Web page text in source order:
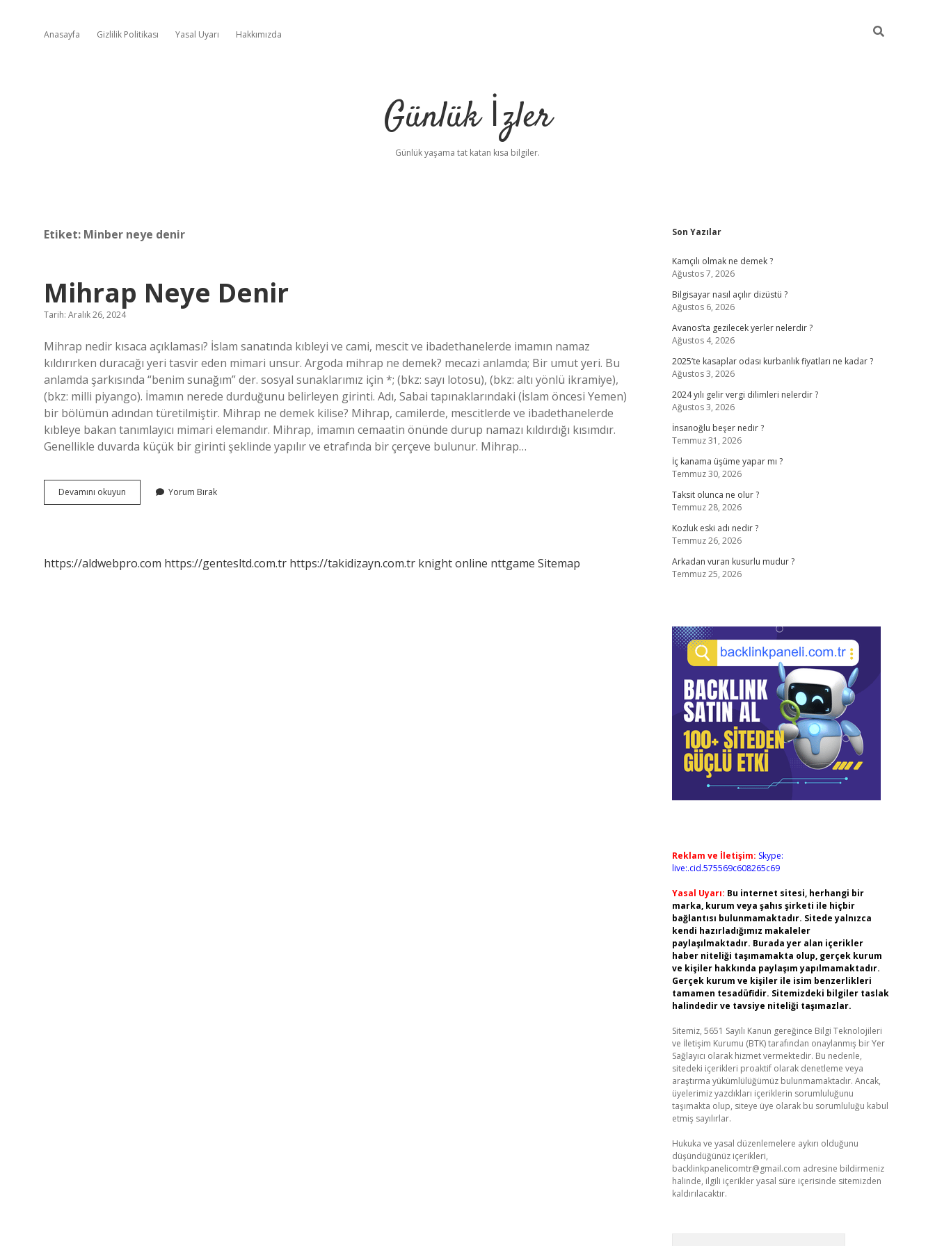
Anasayfa Gizlilik Politikası Yasal Uyarı Hakkımızda
Günlük İzler
Günlük yaşama tat katan kısa bilgiler.
Etiket: Minber neye denir
Mihrap Neye Denir
Tarih: Aralık 26, 2024
Mihrap nedir kısaca açıklaması? İslam sanatında kıbleyi ve cami, mescit ve ibadethanelerde imamın namaz
kıldırırken duracağı yeri tasvir eden mimari unsur. Argoda mihrap ne demek? mecazi anlamda; Bir umut yeri. Bu
anlamda şarkısında “benim sunağım” der. sosyal sunaklarımız için *; (bkz: sayı lotosu), (bkz: altı yönlü ikramiye),
(bkz: milli piyango). İmamın nerede durduğunu belirleyen girinti. Adı, Sabai tapınaklarındaki (İslam öncesi Yemen)
bir bölümün adından türetilmiştir. Mihrap ne demek kilise? Mihrap, camilerde, mescitlerde ve ibadethanelerde
kıbleye bakan tanımlayıcı mimari elemandır. Mihrap, imamın cemaatin önünde durup namazı kıldırdığı kısımdır.
Genellikle duvarda küçük bir girinti şeklinde yapılır ve etrafında bir çerçeve bulunur. Mihrap…
Devamını okuyun
Neye
Yorum Bırak
https://aldwebpro.com https://gentesltd.com.tr https://takidizayn.com.tr knight online nttgame Sitemap
Sidebar
Son Yazılar
Kamçılı olmak ne demek ?
Ağustos 7, 2026
Bilgisayar nasıl açılır dizüstü ?
Ağustos 6, 2026
Avanos’ta gezilecek yerler nelerdir ?
Ağustos 4, 2026
2025’te kasaplar odası kurbanlık fiyatları ne kadar ?
Ağustos 3, 2026
2024 yılı gelir vergi dilimleri nelerdir ?
Ağustos 3, 2026
İnsanoğlu beşer nedir ?
Temmuz 31, 2026
İç kanama üşüme yapar mı ?
Temmuz 30, 2026
Taksit olunca ne olur ?
Temmuz 28, 2026
Kozluk eski adı nedir ?
Temmuz 26, 2026
Arkadan vuran kusurlu mudur ?
Temmuz 25, 2026
Reklam ve İletişim: Skype:
live:.cid.575569c608265c69
Yasal Uyarı: Bu internet sitesi, herhangi bir
marka, kurum veya şahıs şirketi ile hiçbir
bağlantısı bulunmamaktadır. Sitede yalnızca
kendi hazırladığımız makaleler
paylaşılmaktadır. Burada yer alan içerikler
haber niteliği taşımamakta olup, gerçek kurum
ve kişiler hakkında paylaşım yapılmamaktadır.
Gerçek kurum ve kişiler ile isim benzerlikleri
tamamen tesadüfidir. Sitemizdeki bilgiler taslak
halindedir ve tavsiye niteliği taşımazlar.
Sitemiz, 5651 Sayılı Kanun gereğince Bilgi Teknolojileri
ve İletişim Kurumu (BTK) tarafından onaylanmış bir Yer
Sağlayıcı olarak hizmet vermektedir. Bu nedenle,
sitedeki içerikleri proaktif olarak denetleme veya
araştırma yükümlülüğümüz bulunmamaktadır. Ancak,
üyelerimiz yazdıkları içeriklerin sorumluluğunu
taşımakta olup, siteye üye olarak bu sorumluluğu kabul
etmiş sayılırlar.
Hukuka ve yasal düzenlemelere aykırı olduğunu
düşündüğünüz içerikleri,
backlinkpanelicomtr@gmail.com adresine bildirmeniz
halinde, ilgili içerikler yasal süre içerisinde sitemizden
kaldırılacaktır.